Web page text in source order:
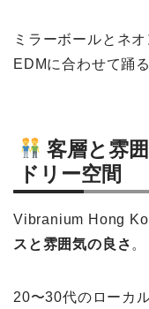
ミラーボールとネ
EDMに合わせて踊
客層と雰
ドリー空間
Vibranium Hong
スと雰囲気の良さ 。
20〜30代のローカ